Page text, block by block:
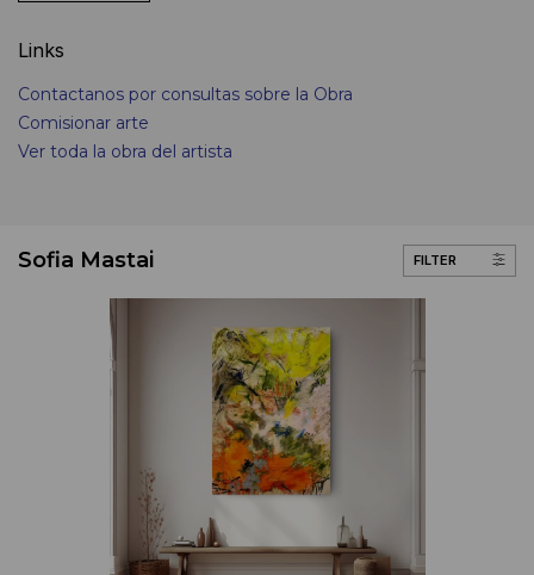
Links
Contactanos por consultas sobre la Obra
Comisionar arte
Ver toda la obra del artista
Sofia Mastai FILTER